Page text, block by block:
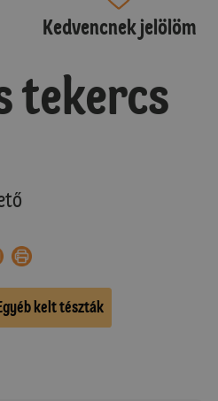
Kedvencnek jelölöm
tekercs
kelt tészták